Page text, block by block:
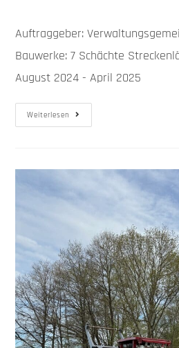
Auftraggeber:
Bauwerke: 7 Schächte
August 2024 - April 2025
Weiterlesen